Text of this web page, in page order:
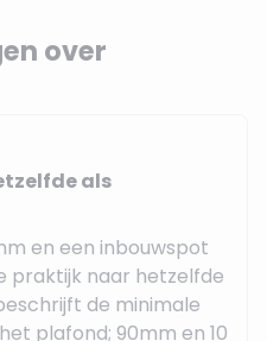
over
als
en een inbouwspot
praktijk naar hetzelfde
de minimale
plafond; 90mm en 10